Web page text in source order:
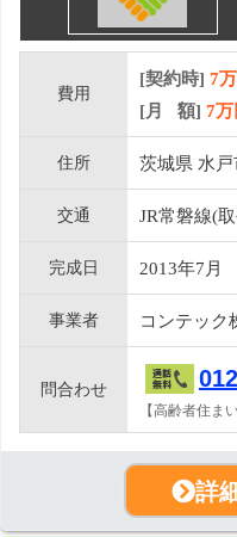
費用
[契約時] 7
[月 額] 7万
住所 茨城県 水
交通 JR常磐線(
完成日 2013年7月
事業者 コンテック
問合わせ
【高齢者住ま
詳